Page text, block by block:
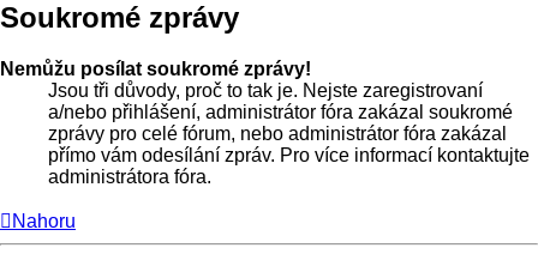
Soukromé zprávy
Nemůžu posílat soukromé zprávy!
Jsou tři důvody, proč to tak je. Nejste zaregistrovaní
a/nebo přihlášení, administrátor fóra zakázal soukromé
zprávy pro celé fórum, nebo administrátor fóra zakázal
přímo vám odesílání zpráv. Pro více informací kontaktujte
administrátora fóra.
Nahoru